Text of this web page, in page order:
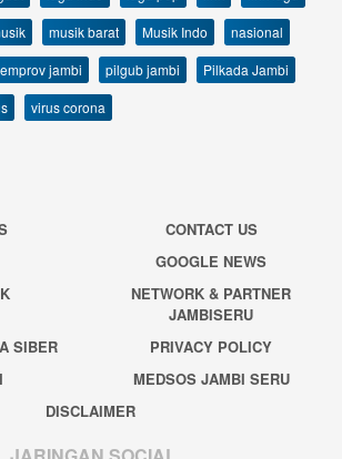
musik barat Musik Indo
nasional
jambi pilgub jambi
Pilkada Jambi
virus corona
CONTACT US
GOOGLE NEWS
NETWORK & PARTNER
JAMBISERU
SIBER
PRIVACY POLICY
MEDSOS JAMBI SERU
DISCLAIMER